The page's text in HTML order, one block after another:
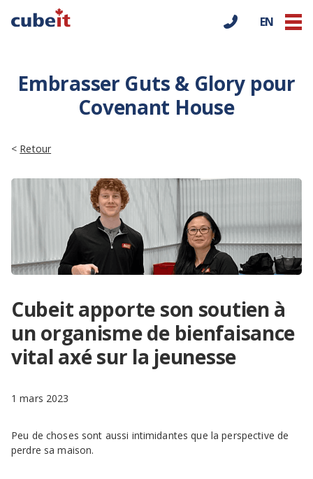
EN
Embrasser Guts & Glory pour
Covenant House
< Retour
Cubeit apporte son soutien à
un organisme de bienfaisance
vital axé sur la jeunesse
1 mars 2023
Peu de choses sont aussi intimidantes que la perspective de
perdre sa maison.